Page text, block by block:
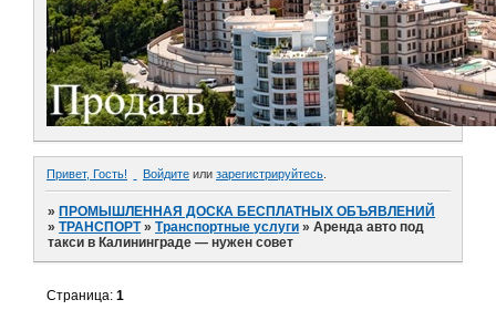
Привет, Гость! Войдите или зарегистрируйтесь
»ПРОМЫШЛЕННАЯ ДОСКА БЕСПЛАТНЫХ ОБЪЯВЛЕНИЙ
»ТРАНСПОРТ »Транспортные услуги »Аренда авто под
такси в Калининграде — нужен совет
Страница:1